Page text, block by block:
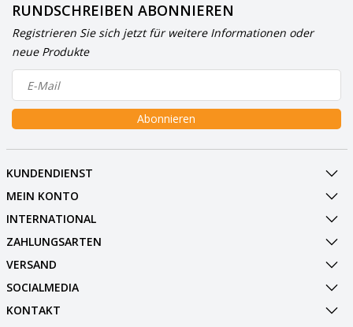
RUNDSCHREIBEN ABONNIEREN
Registrieren Sie sich jetzt für weitere Informationen oder
neue Produkte
Abonnieren
KUNDENDIENST
MEIN KONTO
INTERNATIONAL
ZAHLUNGSARTEN
VERSAND
SOCIALMEDIA
KONTAKT